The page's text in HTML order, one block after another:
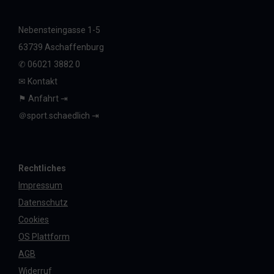
Nebensteingasse 1-5
63739 Aschaffenburg
✆ 06021 3882 0
✉︎ Kontakt
⚑ Anfahrt ⇥
＠sport.schaedlich ⇥
Rechtliches
Impressum
Datenschutz
Cookies
OS Plattform
AGB
Widerruf